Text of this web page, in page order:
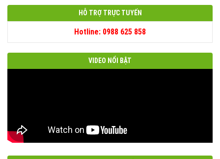
HỖ TRỢ TRỰC TUYẾN
Hotline: 0988 625 858
VIDEO NỔI BẬT